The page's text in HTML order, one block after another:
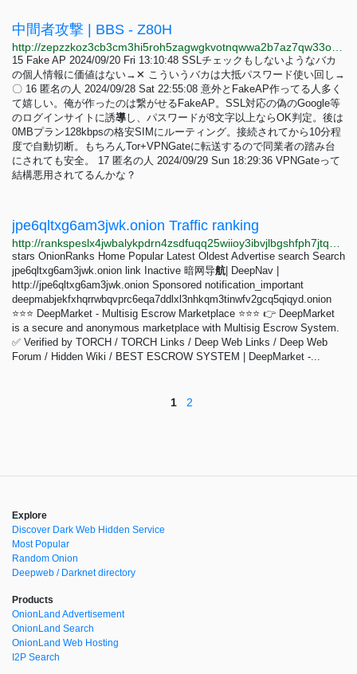
中間者攻撃 | BBS - Z80H
15 Fake AP 2024/09/20 Fri 13:10:48 SSLチェックもしないようなバカ
の個人情報に価値はない→✕ こういうバカは大抵パスワード使い回し→
〇 16 匿名の人 2024/09/28 Sat 22:55:08 意外とFakeAP作ってる人多く
て嬉しい。俺が作ったのは繋がせるFakeAP。SSL対応の偽のGoogle等
のログインサイトに誘導し、パスワードが8文字以上ならOK判定。後は
0MBプラン128kbpsの格安SIMにルーティング。接続されてから10分程
度で自動切断。もちろんTor+VPNGateに転送するので同業者の踏み台
にされても安全。 17 匿名の人 2024/09/29 Sun 18:29:36 VPNGateって
結構悪用されてるんかな？
jpe6qltxg6am3jwk.onion Traffic ranking
stars OnionRanks Home Popular Latest Oldest Advertise search Search
jpe6qltxg6am3jwk.onion link Inactive 暗网导航 | DeepNav |
http://jpe6qltxg6am3jwk.onion Sponsored notification_important
deepmabjekfxhqrrwbqvprc6eqa7ddlxl3nhkqm3tinwfv2gcq5qiqyd.onion
⭐⭐⭐ DeepMarket - Multisig Escrow Marketplace ⭐⭐⭐ 👉 DeepMarket
is a secure and anonymous marketplace with Multisig Escrow System.
✅ Verified by TORCH / TORCH Links / Deep Web Links / Deep Web
Forum / Hidden Wiki / BEST ESCROW SYSTEM | DeepMarket -...
1 2
Explore
Discover Dark Web Hidden Service
Most Popular
Random Onion
Deepweb / Darknet directory
Products
OnionLand Advertisement
OnionLand Search
OnionLand Web Hosting
I2P Search